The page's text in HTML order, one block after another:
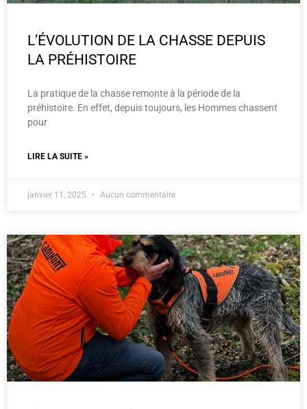
L’ÉVOLUTION DE LA CHASSE DEPUIS
LA PRÉHISTOIRE
La pratique de la chasse remonte à la période de la
préhistoire. En effet, depuis toujours, les Hommes chassent
pour
LIRE LA SUITE »
janvier 11, 2025 Aucun commentaire